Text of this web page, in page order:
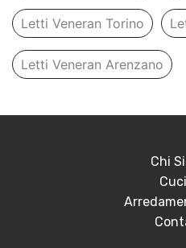
Letti Veneran Torino
Letti Veneran Arenzano
Chi